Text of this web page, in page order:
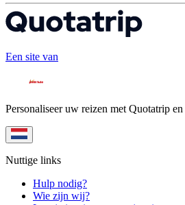
Een site van
Personaliseer uw reizen met Quotatrip
Nuttige links
Hulp nodig?
Wie zijn wij?